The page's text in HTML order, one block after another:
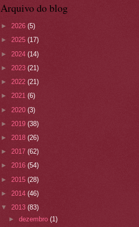
Arquivo do blog
► 2026 (5)
► 2025 (17)
► 2024 (14)
► 2023 (21)
► 2022 (21)
► 2021 (6)
► 2020 (3)
► 2019 (38)
► 2018 (26)
► 2017 (62)
► 2016 (54)
► 2015 (28)
► 2014 (46)
▼ 2013 (83)
►dezembro(1)